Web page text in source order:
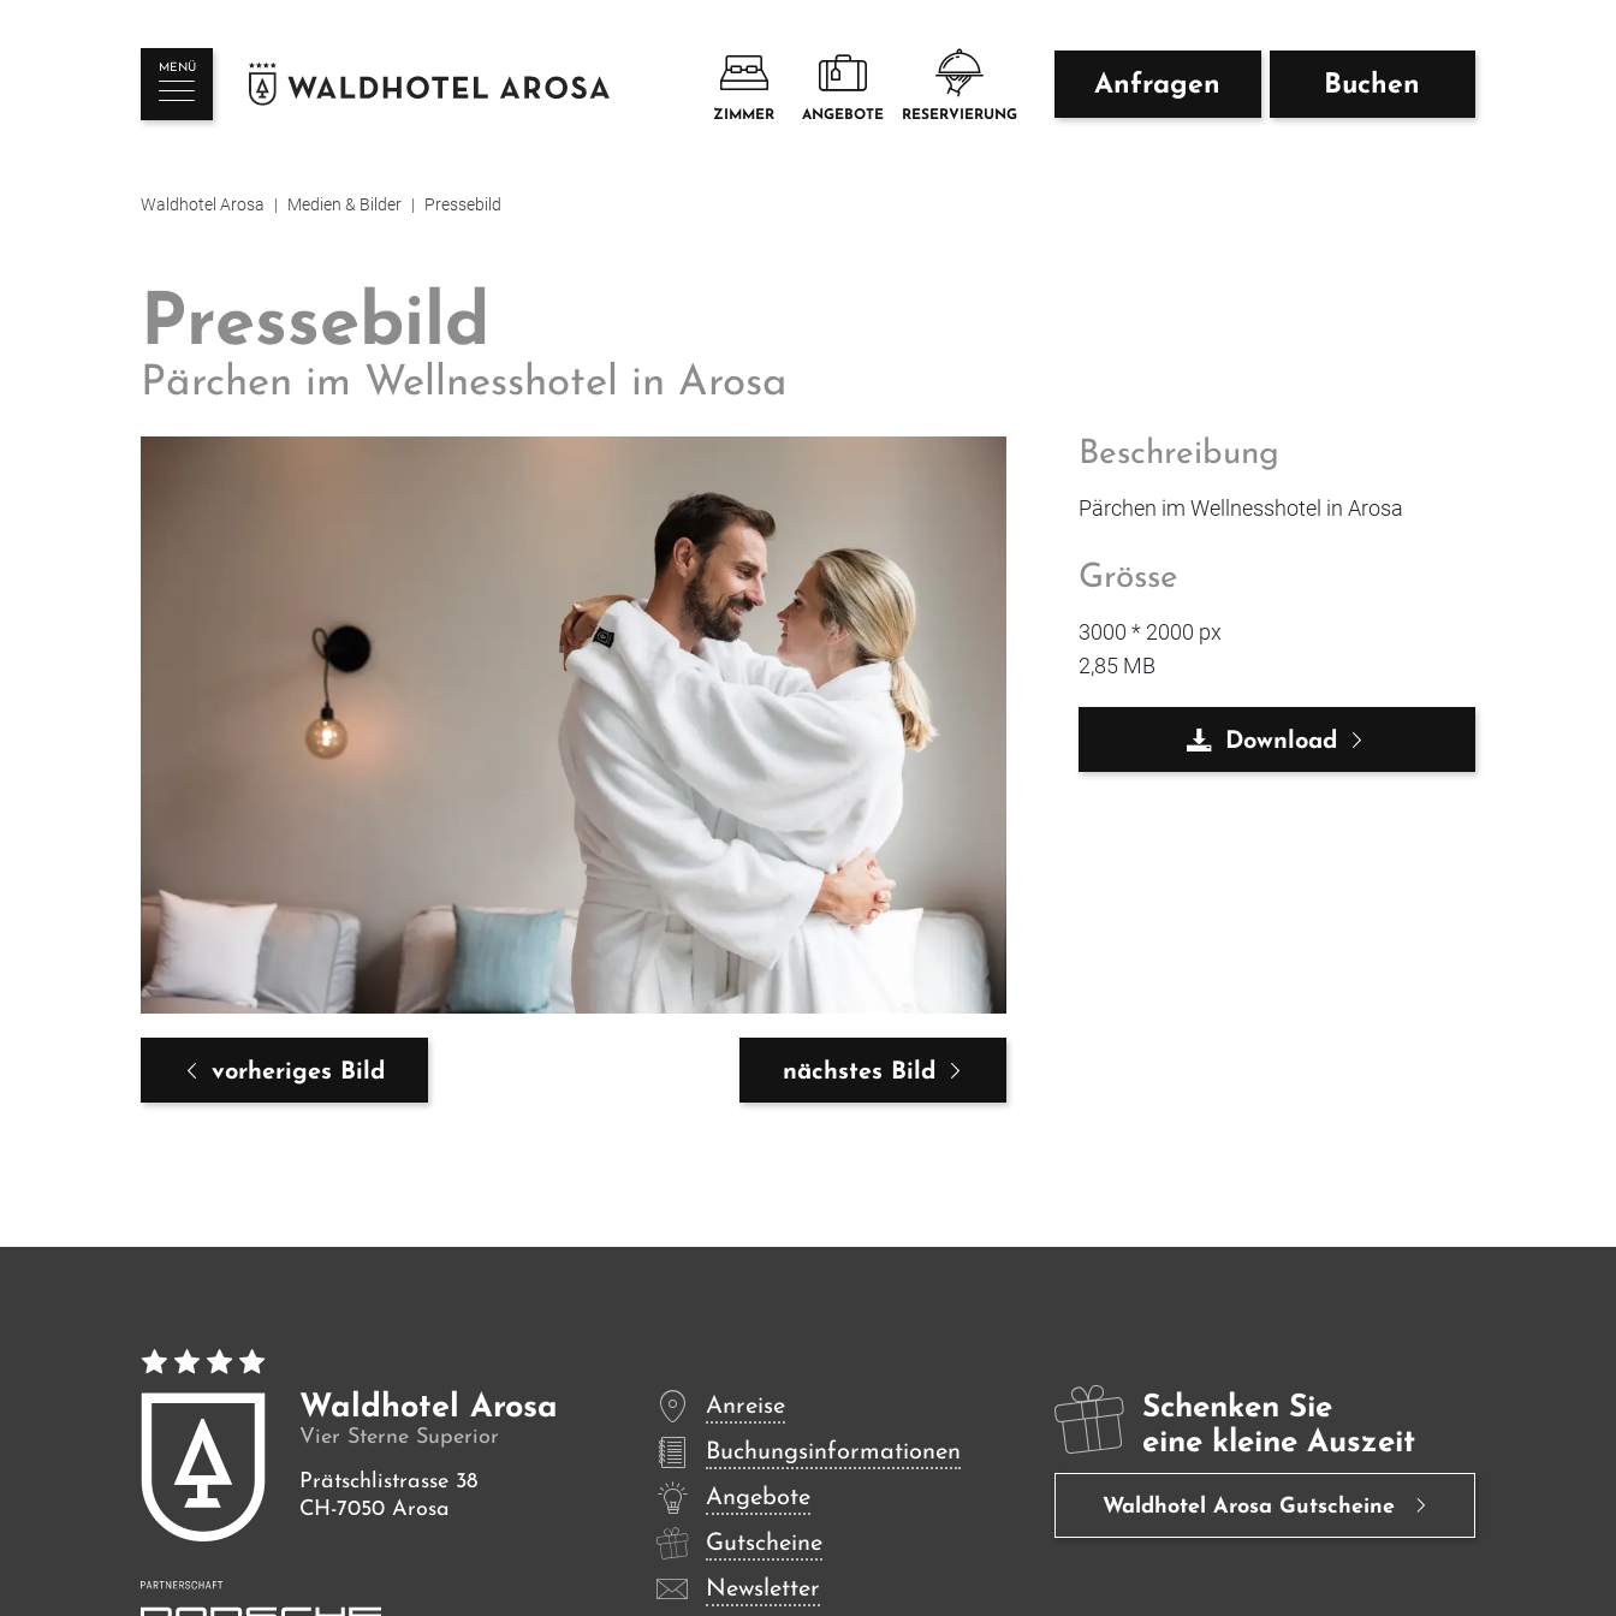
MENÜ
ZIMMER ANGEBOTE RESERVIERUNG
Anfragen Buchen
Waldhotel Arosa Medien & Bilder Pressebild
Pressebild
Pärchen im Wellnesshotel in Arosa
vorheriges Bild nächstes Bild
Beschreibung
Pärchen im Wellnesshotel in Arosa
Grösse
3000 * 2000 px
2,85 MB
Download
Waldhotel Arosa
Vier Sterne Superior
Prätschlistrasse 38
CH-7050 Arosa
Anreise
Buchungsinformationen
Angebote
Gutscheine
Newsletter
Schenken Sie
eine kleine Auszeit
Waldhotel Arosa Gutscheine